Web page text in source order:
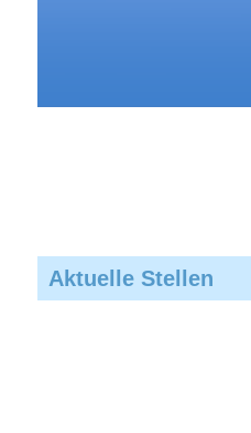
Aktuelle Stellen